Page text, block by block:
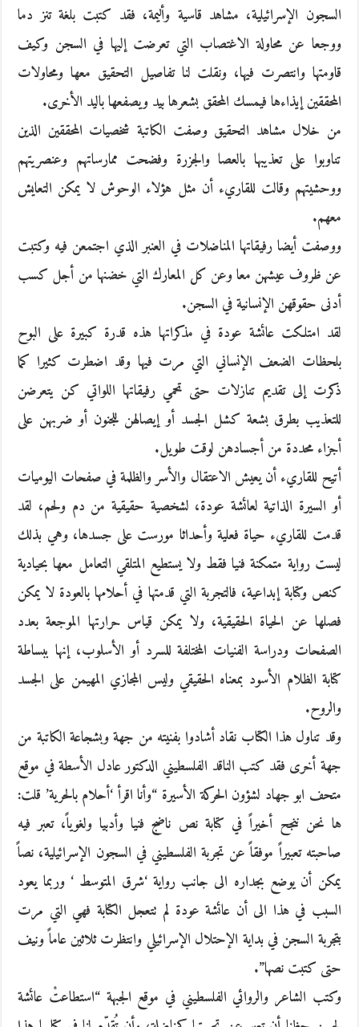
السجون الإسرائيلية، مشاهد قاسية وأليمة، فقد كتبت بلغة تنز دما
ووجعا عن محاولة الاغتصاب التي تعرضت إليها في السجن وكيف
قاومتها وانتصرت فيها، ونقلت لنا تفاصيل التحقيق معها ومحاولات
المحققين إيذاءها فيمسك المحقق بشعرها بيد ويصفعها باليد الأخرى.
من خلال مشاهد التحقيق وصفت الكاتبة شخصيات المحققين الذين
تناوبوا على تعذيبها بالعصا والجزرة وفضحت ممارساتهم وعنصريتهم
ووحشيتهم وقالت للقاريء أن مثل هؤلاء الوحوش لا يمكن التعايش
معهم.
ووصفت أيضا رفيقاتها المناضلات في العنبر الذي اجتمعن فيه وكتبت
عن ظروف عيشهن معا وعن كل المعارك التي خضنها من أجل كسب
أدنى حقوقهن الإنسانية في السجن.
لقد امتلكت عائشة عودة في مذكراتها هذه قدرة كبيرة على البوح
بلحظات الضعف الإنساني التي مرت فيها وقد اضطرت كثيرا كما
ذكرت إلى تقديم تنازلات حتى تحمي رفيقاتها اللواتي كن يتعرضن
للتعذيب بطرق بشعة كشل الجسد أو إيصالهن للجنون أو ضربهن على
أجزاء محددة من أجسادهن لوقت طويل.
أتيح للقاريء أن يعيش الاعتقال والأسر والظلمة في صفحات اليوميات
أو السيرة الذاتية لعائشة عودة، لشخصية حقيقية من دم ولحم، لقد
قدمت للقاريء حياة فعلية وأحداثا مورست على جسدها، وهي بذلك
ليست رواية متمكنة فنيا فقط ولا يستطيع المتلقي التعامل معها بحيادية
كنص وكتابة إبداعية، فالتجربة التي قدمتها في أحلامها بالعودة لا يمكن
فصلها عن الحياة الحقيقية، ولا يمكن قياس حرارتها الموجعة بعدد
الصفحات ودراسة الفنيات المختلفة للسرد أو الأسلوب، إنها ببساطة
كتابة الظلام الأسود بمعناه الحقيقي وليس المجازي المهيمن على الجسد
والروح.
وقد تناول هذا الكتاب نقاد أشادوا بفنيته من جهة وبشجاعة الكاتبة من
جهة أخرى فقد كتب الناقد الفلسطيني الدكتور عادل الأسطة في موقع
متحف ابو جهاد لشؤون الحركة الأسيرة “وأنا اقرأ ‘أحلام بالحرية’ قلت:
ها نحن ننجح أخيراً في كتابة نص ناضج فنيا وأدبيا ولغوياً، تعبر فيه
صاحبته تعبيراً موفقاً عن تجربة الفلسطيني في السجون الإسرائيلية، نصاً
يمكن أن يوضع بجداره الى جانب رواية ‘شرق المتوسط ‘ وربما يعود
السبب في هذا الى أن عائشة عودة لم تتعجل الكتابة فهي التي مرت
بتجربة السجن في بداية الإحتلال الإسرائيلي وانتظرت ثلاثين عاماً ونيف
حتى كتبت نصها”.
وكتب الشاعر والروائي الفلسطيني في موقع الجبهة “استطاعتْ عائشة